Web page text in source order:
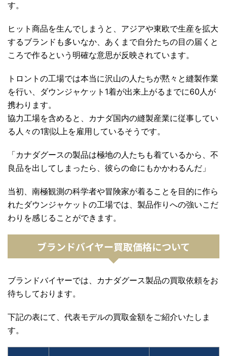
す。
ヒット商品を生んでしまうと、アジアや東欧で生産を拡大
するブランドも多いなか、あくまで自分たちの目の届くと
ころで作るという明確な意思が反映されています。
トロントの工場では本当に沢山の人たちが黙々と縫製作業
を行い、ダウンジャケット1着が出来上がるまでに60人が
携わります。
協力工場を含めると、カナダ国内の縫製産業に従事してい
る人々の1割以上を雇用しているそうです。
「カナダグースの製品は極地の人たちも着ているから、不
良品を出してしまったら、彼らの命にもかかわるんだ」
当初、南極観測の科学者や冒険家が着ることを目的に作ら
れたダウンジャケットの工場では、製品作りへの強いこだ
わりを感じることができます。
ブランドバイヤー買取価格について
ブランドバイヤーでは、カナダグース製品の買取依頼をお
待ちしております。
下記の表にて、代表モデルの買取金額をご紹介いたしま
す。